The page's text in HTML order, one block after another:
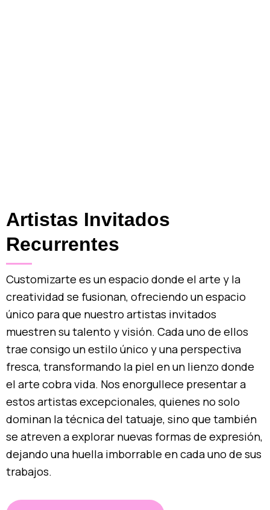
Artistas Invitados
Recurrentes
Customizarte es un espacio donde el arte y la
creatividad se fusionan, ofreciendo un espacio
único para que nuestro artistas invitados
muestren su talento y visión. Cada uno de ellos
trae consigo un estilo único y una perspectiva
fresca, transformando la piel en un lienzo donde
el arte cobra vida. Nos enorgullece presentar a
estos artistas excepcionales, quienes no solo
dominan la técnica del tatuaje, sino que también
se atreven a explorar nuevas formas de expresión,
dejando una huella imborrable en cada uno de sus
trabajos.